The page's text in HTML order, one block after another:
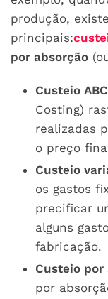
produção,
principais:
por absorção
Custeio
Costing)
realizadas
o preço
Custeio
os gastos
precificar
alguns
fabricação.
Custeio por
por